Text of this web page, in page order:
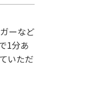
ーなど
1分あ
いただ